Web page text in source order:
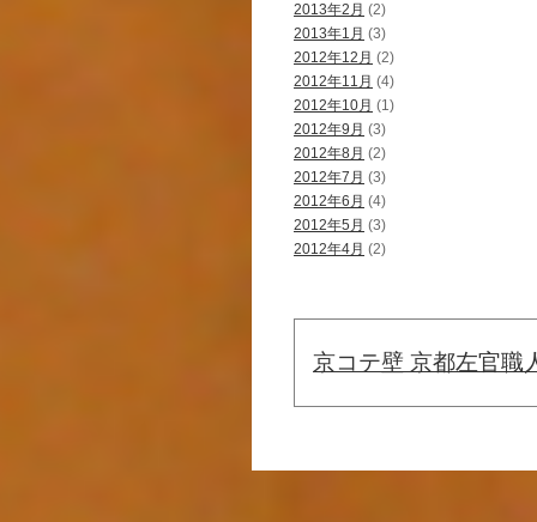
2013年2月 (2)
2013年1月 (3)
2012年12月 (2)
2012年11月 (4)
2012年10月 (1)
2012年9月 (3)
2012年8月 (2)
2012年7月 (3)
2012年6月 (4)
2012年5月 (3)
2012年4月 (2)
京コテ壁 京都左官職